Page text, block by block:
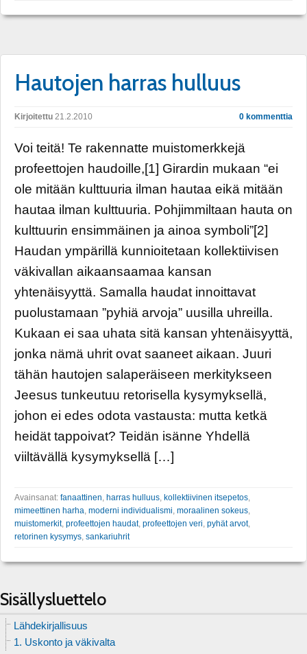
Hautojen harras hulluus
Kirjoitettu 21.2.2010 0 kommenttia
Voi teitä! Te rakennatte muistomerkkejä
profeettojen haudoille,[1] Girardin mukaan “ei
ole mitään kulttuuria ilman hautaa eikä mitään
hautaa ilman kulttuuria. Pohjimmiltaan hauta on
kulttuurin ensimmäinen ja ainoa symboli”[2]
Haudan ympärillä kunnioitetaan kollektiivisen
väkivallan aikaansaamaa kansan
yhtenäisyyttä. Samalla haudat innoittavat
puolustamaan ”pyhiä arvoja” uusilla uhreilla.
Kukaan ei saa uhata sitä kansan yhtenäisyyttä,
jonka nämä uhrit ovat saaneet aikaan. Juuri
tähän hautojen salaperäiseen merkitykseen
Jeesus tunkeutuu retorisella kysymyksellä,
johon ei edes odota vastausta: mutta ketkä
heidät tappoivat? Teidän isänne Yhdellä
viiltävällä kysymyksellä […]
Avainsanat: fanaattinen harras hulluus kollektiivinen itsepetos
mimeettinen harha moderni individualismi moraalinen sokeus
muistomerkit, profeettojen haudat, profeettojen veri pyhät arvot,
retorinen kysymys sankariuhrit
Sisällysluettelo
Lähdekirjallisuus
1. Uskonto ja väkivalta